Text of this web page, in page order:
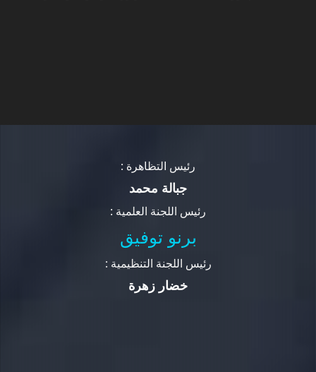
: رئيس التظاهرة
جبالة محمد
: رئيس اللجنة العلمية
برنو توفيق
: رئيس اللجنة التنظيمية
خضار زهرة